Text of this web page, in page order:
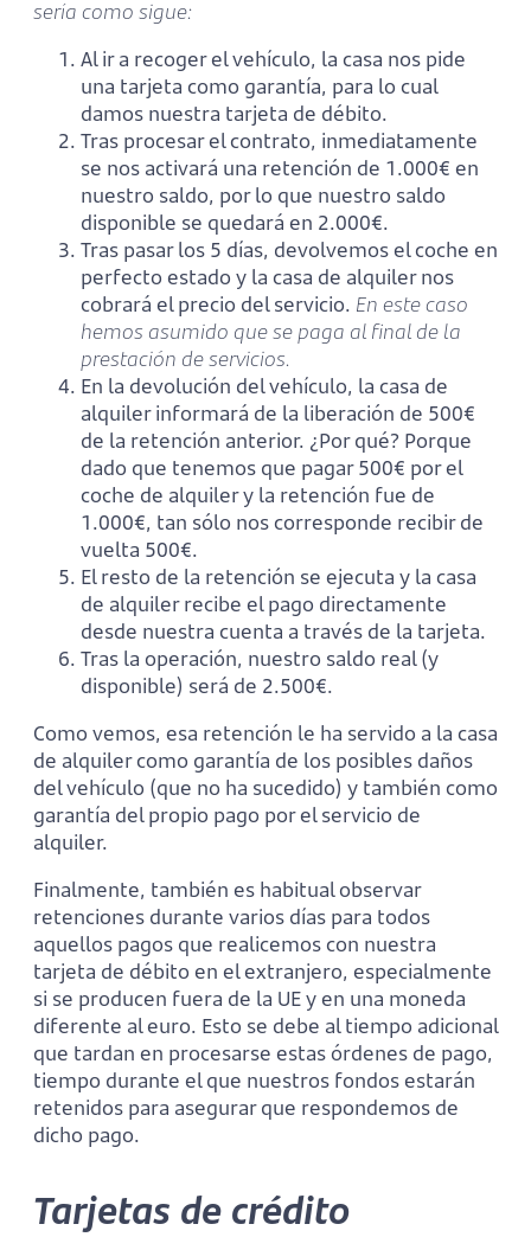
sería como sigue:
Al ir a recoger el vehículo, la casa nos pide
una tarjeta como garantía, para lo cual
damos nuestra tarjeta de débito.
Tras procesar el contrato, inmediatamente
se nos activará una retención de 1.000€ en
nuestro saldo, por lo que nuestro saldo
disponible se quedará en 2.000€.
Tras pasar los 5 días, devolvemos el coche en
perfecto estado y la casa de alquiler nos
cobrará el precio del servicio. En este caso
hemos asumido que se paga al final de la
prestación de servicios.
En la devolución del vehículo, la casa de
alquiler informará de la liberación de 500€
de la retención anterior. ¿Por qué? Porque
dado que tenemos que pagar 500€ por el
coche de alquiler y la retención fue de
1.000€, tan sólo nos corresponde recibir de
vuelta 500€.
El resto de la retención se ejecuta y la casa
de alquiler recibe el pago directamente
desde nuestra cuenta a través de la tarjeta.
Tras la operación, nuestro saldo real (y
disponible) será de 2.500€.
Como vemos, esa retención le ha servido a la casa
de alquiler como garantía de los posibles daños
del vehículo (que no ha sucedido) y también como
garantía del propio pago por el servicio de
alquiler.
Finalmente, también es habitual observar
retenciones durante varios días para todos
aquellos pagos que realicemos con nuestra
tarjeta de débito en el extranjero, especialmente
si se producen fuera de la UE y en una moneda
diferente al euro. Esto se debe al tiempo adicional
que tardan en procesarse estas órdenes de pago,
tiempo durante el que nuestros fondos estarán
retenidos para asegurar que respondemos de
dicho pago.
Tarjetas de crédito